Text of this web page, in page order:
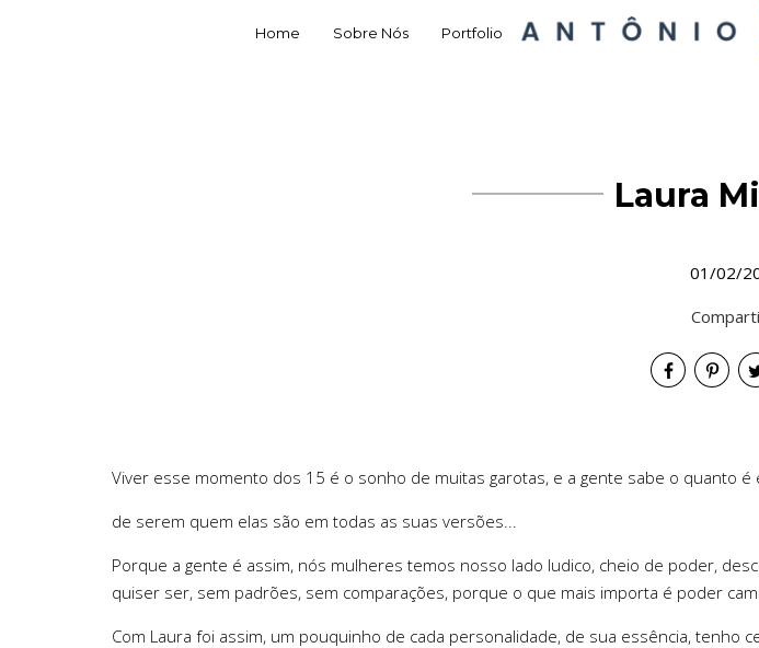
Home Sobre Nós Portfolio
Laura
01/02/
Viver esse momento dos 15 é o sonho de muitas garotas, e a gente sabe o quanto
de serem quem elas são em todas as suas versões...
Porque a gente é assim, nós mulheres temos nosso lado ludico, cheio de poder,
quiser ser, sem padrões, sem comparações, porque o que mais importa é poder
Com Laura foi assim, um pouquinho de cada personalidade, de sua essência, tenho